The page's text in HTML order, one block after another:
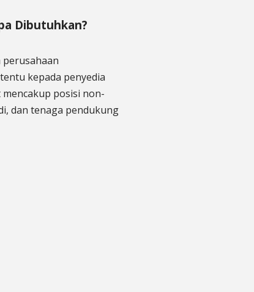
Dibutuhkan?
perusahaan
kepada penyedia
posisi non-
dan tenaga pendukung